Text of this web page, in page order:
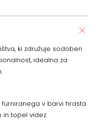
ki združuje sodoben
idealna za
furniranega v barvi hrasta
topel videz.